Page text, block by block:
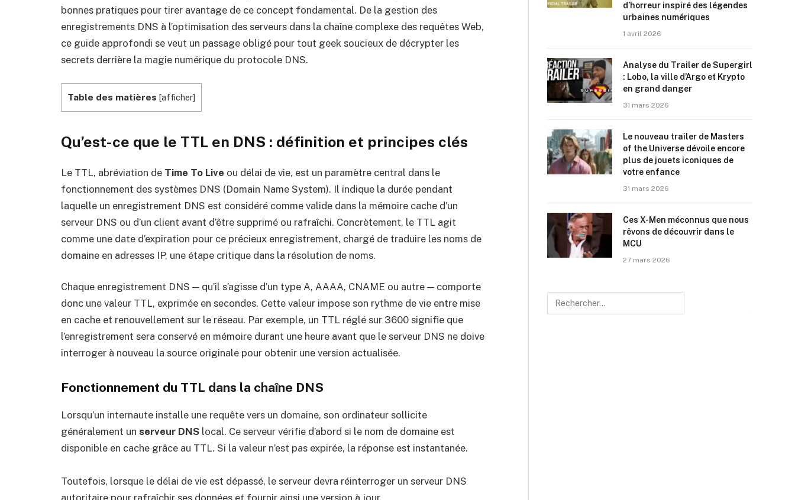
bonnes pratiques pour tirer avantage de ce concept fondamental. De la gestion des
enregistrements DNS à l’optimisation des serveurs dans la chaîne complexe des requêtes Web,
ce guide approfondi se veut un passage obligé pour tout geek soucieux de décrypter les
secrets derrière la magie numérique du protocole DNS.
Table des matières [afficher]
Qu’est-ce que le TTL en DNS : définition et principes clés
Le TTL, abréviation de Time To Live ou délai de vie, est un paramètre central dans le
fonctionnement des systèmes DNS (Domain Name System). Il indique la durée pendant
laquelle un enregistrement DNS est considéré comme valide dans la mémoire cache d’un
serveur DNS ou d’un client avant d’être supprimé ou rafraîchi. Concrètement, le TTL agit
comme une date d’expiration pour ce précieux enregistrement, chargé de traduire les noms de
domaine en adresses IP, une étape critique dans la résolution de noms.
Chaque enregistrement DNS — qu’il s’agisse d’un type A, AAAA, CNAME ou autre — comporte
donc une valeur TTL, exprimée en secondes. Cette valeur impose son rythme de vie entre mise
en cache et renouvellement sur le réseau. Par exemple, un TTL réglé sur 3600 signifie que
l’enregistrement sera conservé en mémoire durant une heure avant que le serveur DNS ne doive
interroger à nouveau la source originale pour obtenir une version actualisée.
Fonctionnement du TTL dans la chaîne DNS
Lorsqu’un internaute installe une requête vers un domaine, son ordinateur sollicite
généralement un serveur DNS local. Ce serveur vérifie d’abord si le nom de domaine est
disponible en cache grâce au TTL. Si la valeur n’est pas expirée, la réponse est instantanée.
Toutefois, lorsque le délai de vie est dépassé, le serveur devra réinterroger un serveur DNS
d’horreur inspiré des légendes
urbaines numériques
1 avril 2026
Analyse du Trailer de Supergirl
: Lobo, la ville d’Argo et Krypto
en grand danger
31 mars 2026
Le nouveau trailer de Masters
of the Universe dévoile encore
plus de jouets iconiques de
votre enfance
31 mars 2026
Ces X-Men méconnus que nous
rêvons de découvrir dans le
MCU
27 mars 2026